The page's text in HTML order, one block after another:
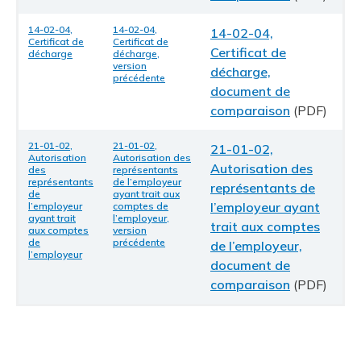
14-02-04,
Certificat de
décharge
14-02-04,
Certificat de
décharge,
version
précédente
14-02-04,
Certificat de
décharge,
document de
comparaison (PDF)
21-01-02,
Autorisation
des
représentants
de
l’employeur
ayant trait
aux comptes
de
l’employeur
21-01-02,
Autorisation des
représentants
de l’employeur
ayant trait aux
comptes de
l’employeur,
version
précédente
21-01-02,
Autorisation des
représentants de
l’employeur ayant
trait aux comptes
de l’employeur,
document de
comparaison (PDF)